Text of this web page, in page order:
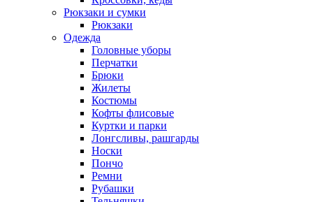
Рюкзаки и сумки
Рюкзаки
Одежда
Головные уборы
Перчатки
Брюки
Жилеты
Костюмы
Кофты флисовые
Куртки и парки
Лонгсливы, рашгарды
Носки
Пончо
Ремни
Рубашки